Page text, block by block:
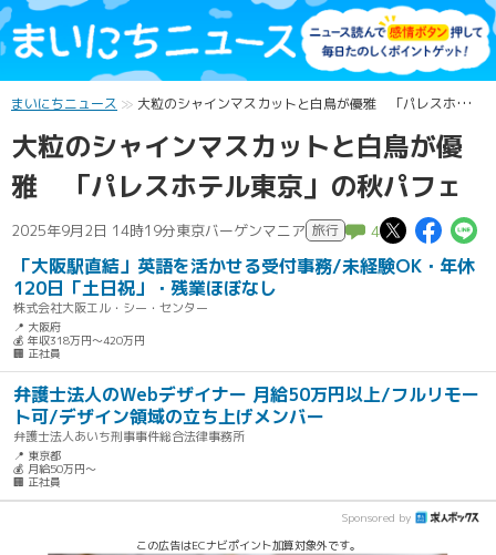
まいにちニュース 大粒のシャインマスカットと白鳥が優雅 「パレスホテル東京」の秋パフェ
大粒のシャインマスカットと白鳥が優
雅 「パレスホテル東京」の秋パフェ
2025年9月2日 14時19分東京バーゲンマニア 旅行 4 この
こ
「大阪駅直結」英語を活かせる受付事務/未経験OK・年休
120日「土日祝」・残業ほぼなし
株式会社大阪エル・シー・センター
📍 大阪府
💰 年収318万円～420万円
🏢 正社員
弁護士法人のWebデザイナー 月給50万円以上/フルリモー
ト可/デザイン領域の立ち上げメンバー
弁護士法人あいち刑事事件総合法律事務所
📍 東京都
💰 月給50万円～
🏢 正社員
Sponsored by
この広告はECナビポイント加算対象外です。